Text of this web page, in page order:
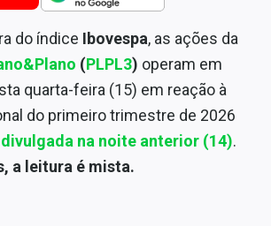
do índice Ibovespa, as ações da
(PLPL3) operam em
quarta-feira (15) em reação à
do primeiro trimestre de 2026
divulgada na noite anterior (14).
a leitura é mista.